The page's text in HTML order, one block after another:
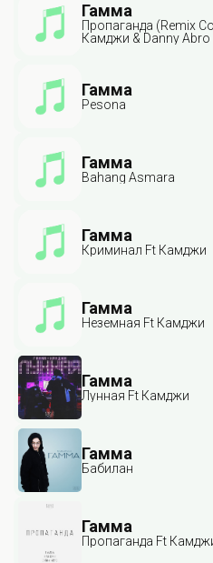
Гамма
Пропаганда (Remix
Камджи & Danny Abro
Гамма
Pesona
Гамма
Bahang Asmara
Гамма
Криминал Ft Камджи
Гамма
Неземная Ft Камджи
Гамма
Лунная Ft Камджи
Гамма
Бабилан
Гамма
Пропаганда Ft